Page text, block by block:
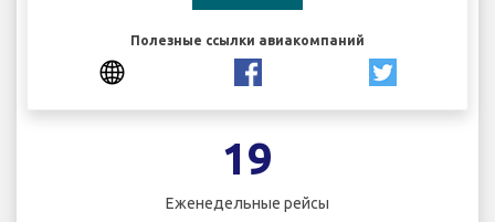
Полезные ссылки авиакомпаний
19
Еженедельные рейсы